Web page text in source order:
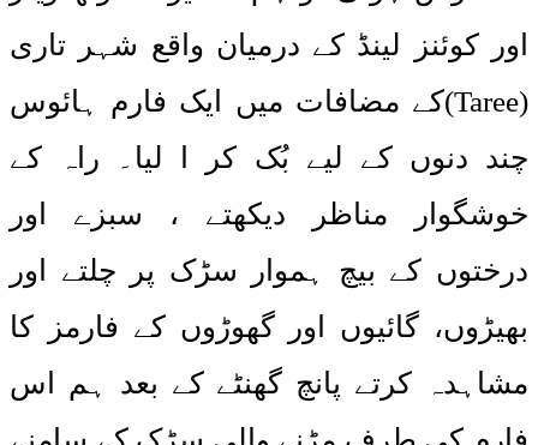
اور کوئنز لینڈ کے درمیان واقع شہر تاری
(Taree)کے مضافات میں ایک فارم ہائوس
چند دنوں کے لیے بُک کر ا لیا۔ راہ کے
خوشگوار مناظر دیکھتے ، سبزے اور
درختوں کے بیچ ہموار سڑک پر چلتے اور
بھیڑوں، گائیوں اور گھوڑوں کے فارمز کا
مشاہدہ کرتے پانچ گھنٹے کے بعد ہم اس